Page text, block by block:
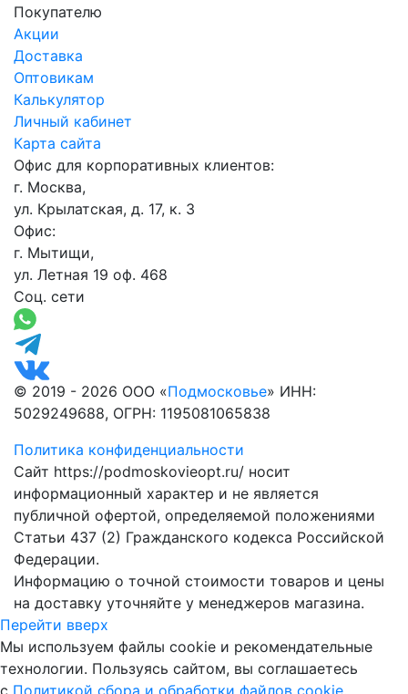
Покупателю
Акции
Доставка
Оптовикам
Калькулятор
Личный кабинет
Карта сайта
Офис для корпоративных клиентов:
г. Москва,
ул. Крылатская, д. 17, к. 3
Офис:
г. Мытищи,
ул. Летная 19 оф. 468
Соц. сети
© 2019 - 2026 ООО «Подмосковье» ИНН:
5029249688, ОГРН: 1195081065838
Политика конфиденциальности
Сайт https://podmoskovieopt.ru/ носит
информационный характер и не является
публичной офертой, определяемой положениями
Статьи 437 (2) Гражданского кодекса Российской
Федерации.
Информацию о точной стоимости товаров и цены
на доставку уточняйте у менеджеров магазина.
Перейти вверх
Мы используем файлы cookie и рекомендательные
технологии. Пользуясь сайтом, вы соглашаетесь
с Политикой сбора и обработки файлов cookie.